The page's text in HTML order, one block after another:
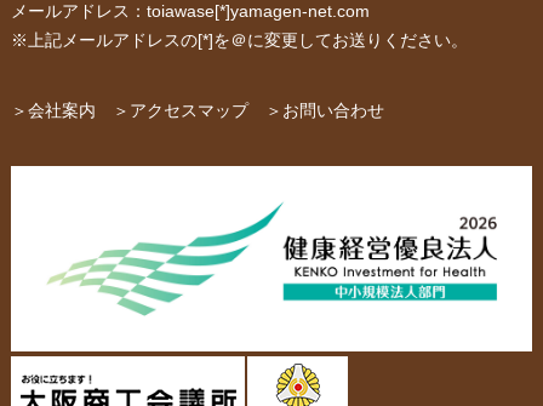
スタッフ紹介 採用情報
パッケージ
ペーパーレザーバッグ 米袋
カタログ/パンフレット
スタンド
アクセサリー・
ジュエリーボックス
メールアドレス：toiawase[*]yamagen-net.com
※上記メールアドレスの[*]を＠に変更してお送りください。
＞会社案内 ＞アクセスマップ ＞お問い合わせ